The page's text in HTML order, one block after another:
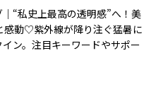
“私史上最高の透明感”へ！美
感動♡紫外線が降り注ぐ猛暑に
ン。注目キーワードやサポー